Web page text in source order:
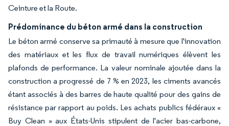
Ceinture et la Route.
Prédominance du béton armé dans la construction
Le béton armé conserve sa primauté à mesure que l'innovation
des matériaux et les flux de travail numériques élèvent les
plafonds de performance. La valeur nominale ajoutée dans la
construction a progressé de 7 % en 2023, les ciments avancés
étant associés à des barres de haute qualité pour des gains de
résistance par rapport au poids. Les achats publics fédéraux «
Buy Clean » aux États-Unis stipulent de l'acier bas-carbone,